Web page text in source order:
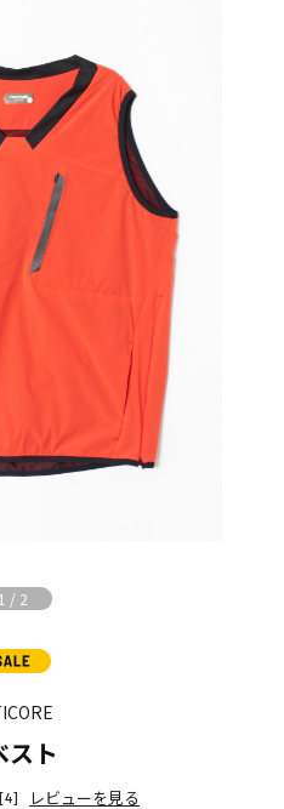
1 / 2
スト
[4] レビューを見る